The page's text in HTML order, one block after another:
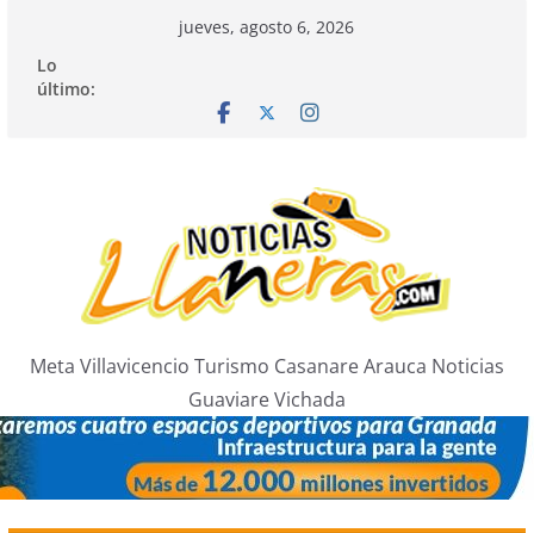
contenido
jueves, agosto 6, 2026
Lo
último:
Meta Villavicencio Turismo Casanare Arauca Noticias
Guaviare Vichada